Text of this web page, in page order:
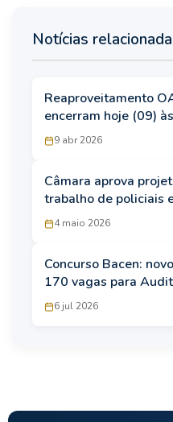
Notícias
Reaproveitamento
encerram hoje (09)
9 abr 2026
Câmara aprova
trabalho de policiais
mensais
4 maio 2026
Concurso Bacen:
170 vagas para
6 jul 2026